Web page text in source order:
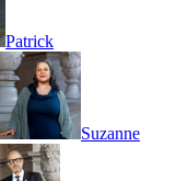
Patrick
Suzanne